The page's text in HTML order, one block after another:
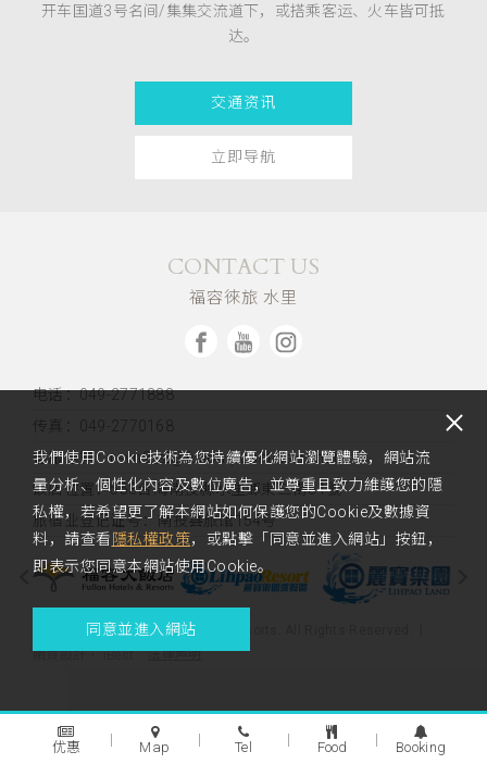
开车国道3号名间/集集交流道下，或搭乘客运、火车皆可抵
达。
交通资讯
立即导航
CONTACT US
福容徠旅 水里
电话：049-2771888
传真：049-2770168
客服信箱：rsvn2_sl@fullon-poshtels.com.tw
饭店位置：553台湾南投縣水里鄉東三街51號
旅宿业登记证号：南投县旅馆154号
Copyright 2023 Fullon Hotels & Resorts. All Rights Reserved.
網頁設計‧iBest 法律声明
我們使用Cookie技術為您持續優化網站瀏覽體驗，網站流
量分析、個性化內容及數位廣告，並尊重且致力維護您的隱
私權，若希望更了解本網站如何保護您的Cookie及數據資
料，請查看 隱私權政策，或點擊「同意並進入網站」按鈕，
即表示您同意本網站使用Cookie。
同意並進入網站
优惠 Map Tel Food Booking